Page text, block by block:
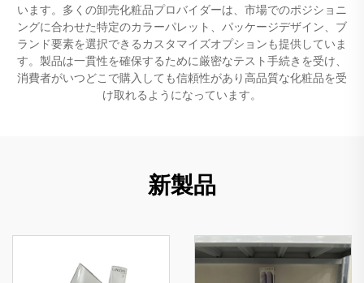
います。多くの卸売化粧品プロバイダーは、市場でのポジショニ
ングに合わせた特定のカラーパレット、パッケージデザイン、ブ
ランド要素を選択できるカスタマイズオプションも提供していま
す。製品は一貫性を確保するために厳密なテスト手続きを受け、
消費者がいつどこで購入しても信頼性があり高品質な化粧品を受
け取れるようになっています。
新製品